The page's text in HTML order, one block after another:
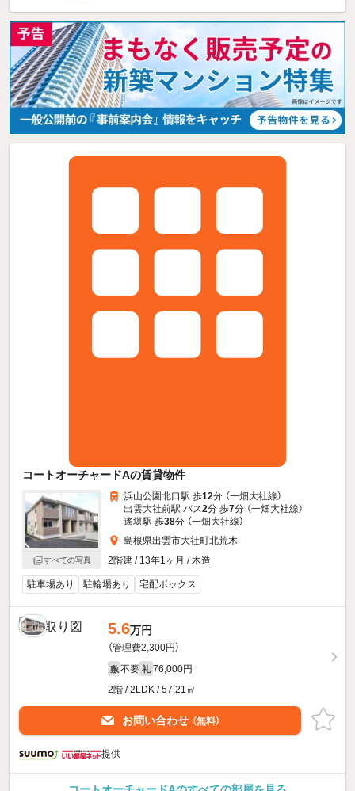
コートオーチャードAの賃貸物件
すべての写真
浜山公園北口駅 歩12分 （一畑大社線）
出雲大社前駅 バス2分 歩7分 （一畑大社線）
遙堪駅 歩38分 （一畑大社線）
島根県出雲市大社町北荒木
2階建 / 13年1ヶ月 / 木造
駐車場あり 駐輪場あり 宅配ボックス
5.6万円
（管理費2,300円）
敷 不要 礼 76,000円
2階 / 2LDK / 57.21㎡
お問い合わせ （無料）
提供